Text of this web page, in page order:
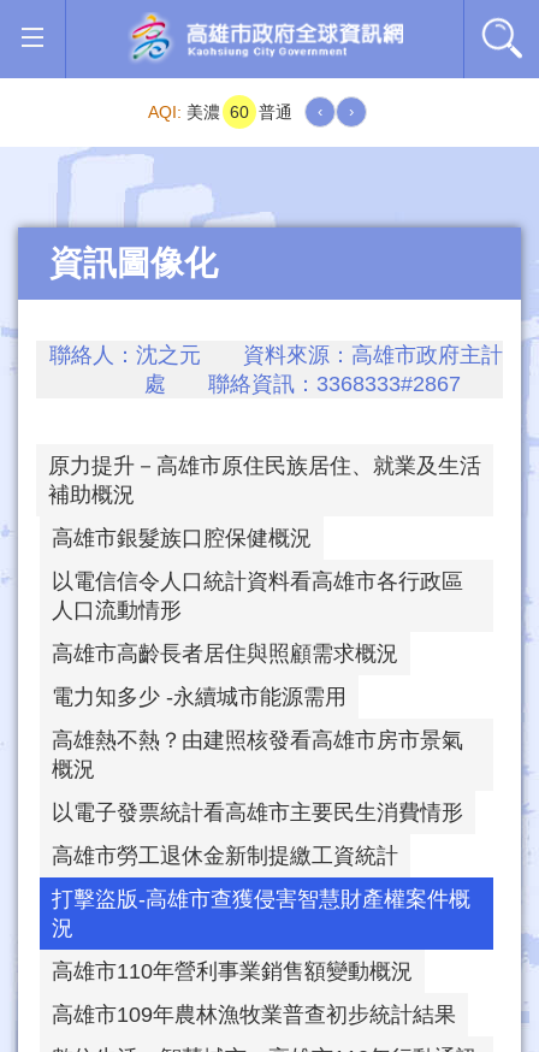
跳到主要內容區塊
AQI: 美濃 60 普通 ‹ ›
資訊圖像化
聯絡人：沈之元 資料來源：高雄市政府主計
處 聯絡資訊：3368333#2867
原力提升－高雄市原住民族居住、就業及生活
補助概況
高雄市銀髮族口腔保健概況
以電信信令人口統計資料看高雄市各行政區
人口流動情形
高雄市高齡長者居住與照顧需求概況
電力知多少 -永續城市能源需用
高雄熱不熱？由建照核發看高雄市房市景氣
概況
以電子發票統計看高雄市主要民生消費情形
高雄市勞工退休金新制提繳工資統計
打擊盜版-高雄市查獲侵害智慧財產權案件概
況
高雄市110年營利事業銷售額變動概況
高雄市109年農林漁牧業普查初步統計結果